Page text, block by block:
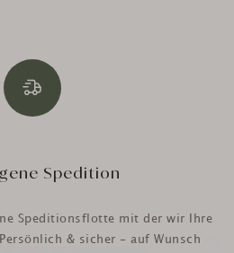
Spedition
Speditionsflotte mit der wir Ihre
& sicher - auf Wunsch